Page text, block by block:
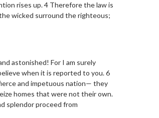
rises up. 4 Therefore the law is
wicked surround the righteous;
astonished! For I am surely
when it is reported to you. 6
and impetuous nation— they
homes that were not their own.
splendor proceed from